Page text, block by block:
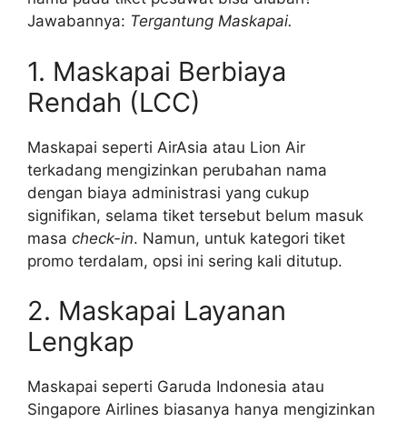
Jawabannya: Tergantung Maskapai.
1. Maskapai Berbiaya
Rendah (LCC)
Maskapai seperti AirAsia atau Lion Air
terkadang mengizinkan perubahan nama
dengan biaya administrasi yang cukup
signifikan, selama tiket tersebut belum masuk
masa check-in. Namun, untuk kategori tiket
promo terdalam, opsi ini sering kali ditutup.
2. Maskapai Layanan
Lengkap
Maskapai seperti Garuda Indonesia atau
Singapore Airlines biasanya hanya mengizinkan